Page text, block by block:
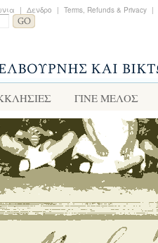
| Δενδρο | Terms, Refunds & Privacy |
ΓΙΝΕ ΜΕΛΟΣ